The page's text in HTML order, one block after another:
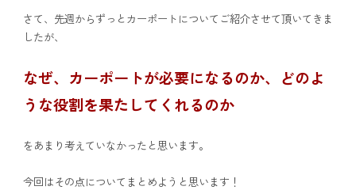
さて、先週からずっとカーポートについてご紹介させて頂いてきま
したが、
なぜ、カーポートが必要になるのか、どのよ
うな役割を果たしてくれるのか
をあまり考えていなかったと思います。
今回はその点についてまとめようと思います！